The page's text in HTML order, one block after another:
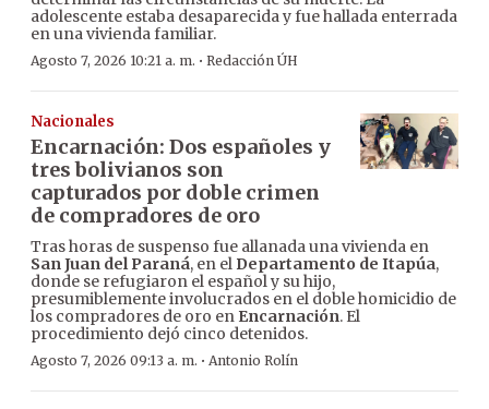
adolescente estaba desaparecida y fue hallada enterrada
en una vivienda familiar.
Agosto 7, 2026 10:21 a. m. · Redacción ÚH
Nacionales
Encarnación: Dos españoles y
tres bolivianos son
capturados por doble crimen
de compradores de oro
Tras horas de suspenso fue allanada una vivienda en
San Juan del Paraná, en el Departamento de Itapúa,
donde se refugiaron el español y su hijo,
presumiblemente involucrados en el doble homicidio de
los compradores de oro en Encarnación. El
procedimiento dejó cinco detenidos.
Agosto 7, 2026 09:13 a. m. · Antonio Rolín